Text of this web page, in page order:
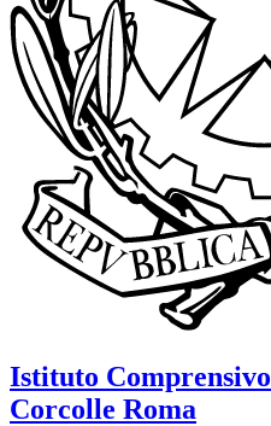
Istituto Comprensivo
Corcolle Roma